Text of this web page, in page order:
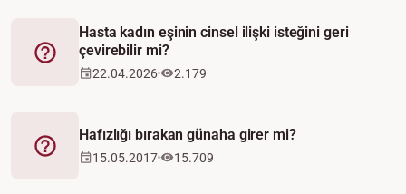
Fetva
Hasta kadın eşinin cinsel ilişki isteğini geri
çevirebilir mi?
22.04.2026 2.179
Fetva
Hafızlığı bırakan günaha girer mi?
15.05.2017 15.709